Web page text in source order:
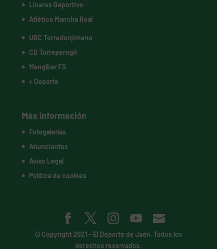
Linares Deportivo
Atlético Mancha Real
UDC Torredonjimeno
CD Torreperogil
Mengíbar FS
+ Deporte
Más información
Fotogalerías
Anunciantes
Aviso Legal
Política de cookies
© Copyright 2021 - El Deporte de Jaén. Todos los
derechos reservados.